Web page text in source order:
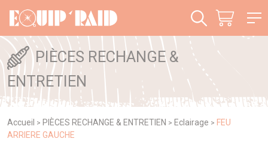
PIÈCES RECHANGE &
ENTRETIEN
Accueil > PIÈCES RECHANGE & ENTRETIEN > Eclairage > FEU
ARRIERE GAUCHE
Panneau de gestion des cookies